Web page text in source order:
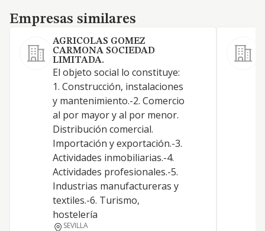
Empresas similares
Empresas similares
AGRICOLAS GOMEZ
CARMONA SOCIEDAD
LIMITADA.
El objeto social lo constituye:
1. Construcción, instalaciones
y mantenimiento.-2. Comercio
al por mayor y al por menor.
Distribución comercial.
Importación y exportación.-3.
Actividades inmobiliarias.-4.
Actividades profesionales.-5.
Industrias manufactureras y
textiles.-6. Turismo,
hostelería
SEVILLA